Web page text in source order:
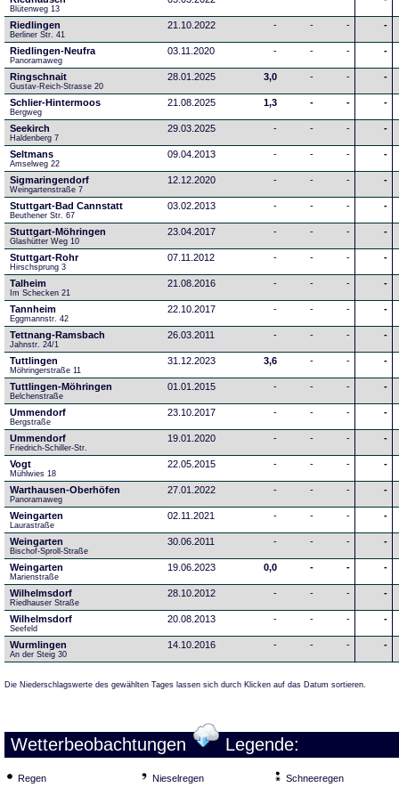
Blütenweg 13
Riedlingen
Berliner Str. 41
21.10.2022 - - - -
Riedlingen-Neufra
Panoramaweg
03.11.2020 - - - -
Ringschnait
Gustav-Reich-Strasse 20
28.01.2025 3,0 - - -
Schlier-Hintermoos
Bergweg
21.08.2025 1,3 - - -
Seekirch
Haldenberg 7
29.03.2025 - - - -
Seltmans
Amselweg 22
09.04.2013 - - - -
Sigmaringendorf
Weingartenstraße 7
12.12.2020 - - - -
Stuttgart-Bad Cannstatt
Beuthener Str. 67
03.02.2013 - - - -
Stuttgart-Möhringen
Glashütter Weg 10
23.04.2017 - - - -
Stuttgart-Rohr
Hirschsprung 3
07.11.2012 - - - -
Talheim
Im Schecken 21
21.08.2016 - - - -
Tannheim
Eggmannstr. 42
22.10.2017 - - - -
Tettnang-Ramsbach
Jahnstr. 24/1
26.03.2011 - - - -
Tuttlingen
Möhringerstraße 11
31.12.2023 3,6 - - -
Tuttlingen-Möhringen
Belchenstraße
01.01.2015 - - - -
Ummendorf
Bergstraße
23.10.2017 - - - -
Ummendorf
Friedrich-Schiller-Str.
19.01.2020 - - - -
Vogt
Mühlwies 18
22.05.2015 - - - -
Warthausen-Oberhöfen
Panoramaweg
27.01.2022 - - - -
Weingarten
Laurastraße
02.11.2021 - - - -
Weingarten
Bischof-Sproll-Straße
30.06.2011 - - - -
Weingarten
Marienstraße
19.06.2023 0,0 - - -
Wilhelmsdorf
Riedhauser Straße
28.10.2012 - - - -
Wilhelmsdorf
Seefeld
20.08.2013 - - - -
Wurmlingen
An der Steig 30
14.10.2016 - - - -
Die Niederschlagswerte des gewählten Tages lassen sich durch Klicken auf das Datum sortieren.
Wetterbeobachtungen Legende:
Regen Nieselregen Schneeregen